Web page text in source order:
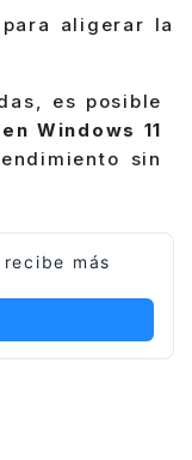
aligerar la
es posible
Windows 11
sin
más